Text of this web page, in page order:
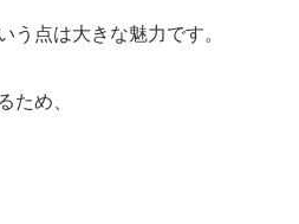
う点は大きな魅力です。
ため、